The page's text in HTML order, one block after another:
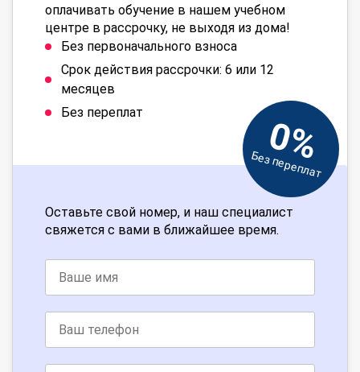
оплачивать обучение в нашем учебном
центре в рассрочку, не выходя из дома!
Без первоначального взноса
Срок действия рассрочки: 6 или 12
месяцев
Без переплат
0%
Без переплат
Оставьте свой номер, и наш специалист
свяжется с вами в ближайшее время.